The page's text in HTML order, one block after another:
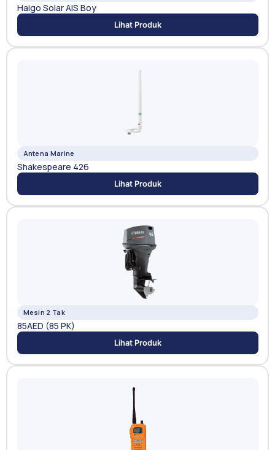
Haigo Solar AIS Boy
Lihat Produk
Antena Marine
Shakespeare 426
Lihat Produk
Mesin 2 Tak
85AED (85 PK)
Lihat Produk